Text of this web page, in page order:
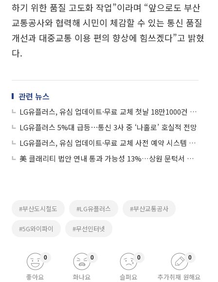
하기 위한 품질 고도화 작업”이라며 “앞으로도 부산
교통공사와 협력해 시민이 체감할 수 있는 통신 품질
개선과 대중교통 이용 편의 향상에 힘쓰겠다”고 밝혔
다.
관련 뉴스
LG유플러스, 유심 업데이트·무료 교체 첫날 18만1000건 진행
LG유플러스 5%대 급등⋯통신 3사 중 ‘나홀로’ 호실적 전망
LG유플러스, 유심 업데이트·무료 교체 사전 예약 시스템 시작
美 클래리티 법안 연내 통과 가능성 13%…상원 문턱서 제동
#부산도시철도 #LG유플러스 #부산교통공사
#5G와이파이 #무선인터넷
좋아요
0
화나요
0
슬퍼요
0
추가취재 원해요
0